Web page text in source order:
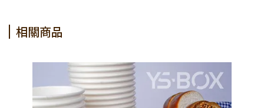
相關商品